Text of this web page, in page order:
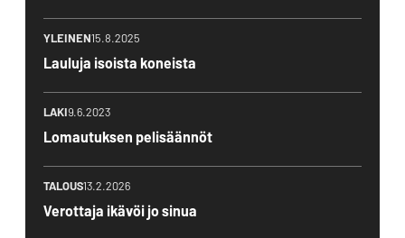
YLEINEN15.8.2025
Lauluja isoista koneista
LAKI9.6.2023
Lomautuksen pelisäännöt
TALOUS13.2.2026
Verottaja ikävöi jo sinua